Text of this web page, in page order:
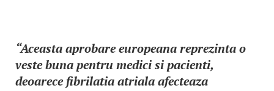
“Aceasta aprobare europeana reprezinta o
veste buna pentru medici si pacienti,
deoarece fibrilatia atriala afecteaza